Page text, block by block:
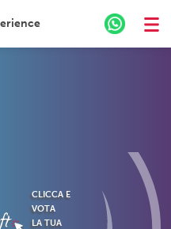
CLICCA E
VOTA
LA TUA